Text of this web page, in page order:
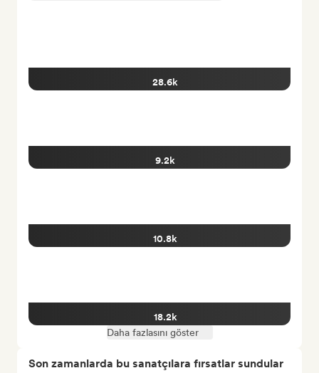
28.6k
9.2k
10.8k
18.2k
Daha fazlasını göster
Son zamanlarda bu sanatçılara fırsatlar sundular